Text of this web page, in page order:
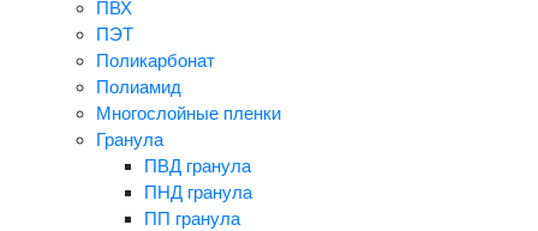
ПВХ
ПЭТ
Поликарбонат
Полиамид
Многослойные пленки
Гранула
ПВД гранула
ПНД гранула
ПП гранула